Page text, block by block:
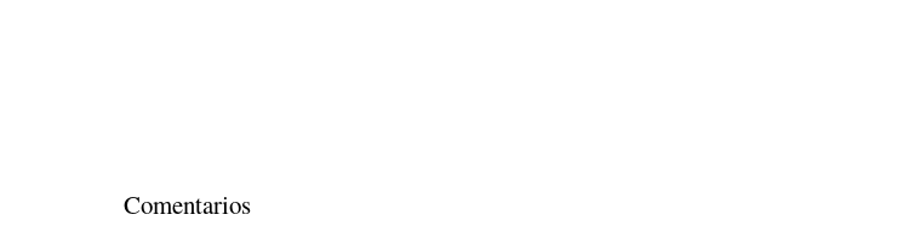
Comentarios